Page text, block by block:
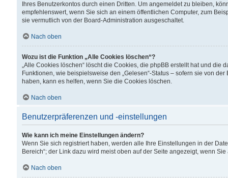
Ihres Benutzerkontos durch einen Dritten. Um angemeldet zu bleiben,
empfehlenswert, wenn Sie sich an einem öffentlichen Computer, zum
sie vermutlich von der Board-Administration ausgeschaltet.
Nach oben
Wozu ist die Funktion „Alle Cookies löschen“?
„Alle Cookies löschen“ löscht die Cookies, die phpBB erstellt hat und
Funktionen, wie beispielsweise den „Gelesen“-Status – sofern sie von
haben, kann es helfen, wenn Sie die Cookies löschen.
Nach oben
Benutzerpräferenzen und -einstellungen
Wie kann ich meine Einstellungen ändern?
Wenn Sie sich registriert haben, werden alle Ihre Einstellungen in der
Bereich“; der Link dazu wird meist oben auf der Seite angezeigt, wenn
Nach oben